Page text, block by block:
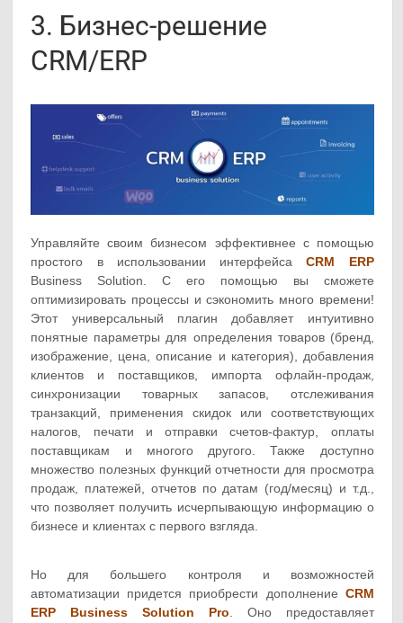
3. Бизнес-решение
CRM/ERP
Управляйте своим бизнесом эффективнее с помощью
простого в использовании интерфейсаCRM ERP
Business Solution. С его помощью вы сможете
оптимизировать процессы и сэкономить много времени!
Этот универсальный плагин добавляет интуитивно
понятные параметры для определения товаров (бренд,
изображение, цена, описание и категория), добавления
клиентов и поставщиков, импорта офлайн-продаж,
синхронизации товарных запасов, отслеживания
транзакций, применения скидок или соответствующих
налогов, печати и отправки счетов-фактур, оплаты
поставщикам и многого другого. Также доступно
множество полезных функций отчетности для просмотра
продаж, платежей, отчетов по датам (год/месяц) и т.д.,
что позволяет получить исчерпывающую информацию о
бизнесе и клиентах с первого взгляда.
Но для большего контроля и возможностей
автоматизации придется приобрести дополнение CRM
ERP Business Solution Pro . Оно предоставляет